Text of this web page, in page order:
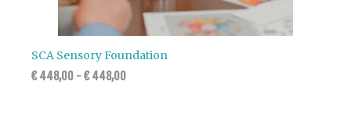
SCA Sensory Foundation
€448,00 -€448,00